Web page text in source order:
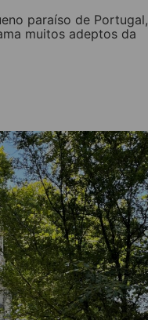
paraíso de Portugal,
muitos adeptos da